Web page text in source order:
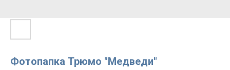
Фотопапка Трюмо "Медведи"